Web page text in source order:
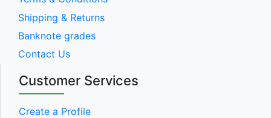
Shipping & Returns
Banknote grades
Contact Us
Customer Services
Create a Profile